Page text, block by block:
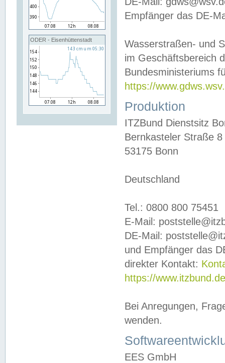
ODER - Eisenhüttenstadt
Empfänger das DE-
Wasserstraßen- und
im Geschäftsbereich
Bundesministeriums
https://
Produktion
ITZBund Dienstsitz
Bernkasteler Straße 8
53175 Bonn
Deutschland
Tel.: 0800 800 75451
E-Mail:
DE-Mail:
und Empfänger das
direkter Kontakt:
https://
Bei Anregungen,
wenden.
EES GmbH